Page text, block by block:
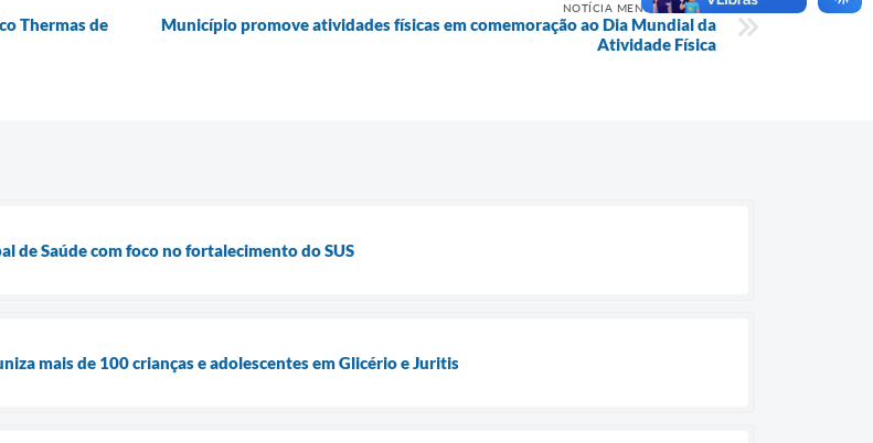
Thermas de
NOTÍCIA MENOS RECENTE
Município promove atividades físicas em comemoração ao Dia Mundial da
Atividade Física
de Saúde com foco no fortalecimento do SUS
mais de 100 crianças e adolescentes em Glicério e Juritis